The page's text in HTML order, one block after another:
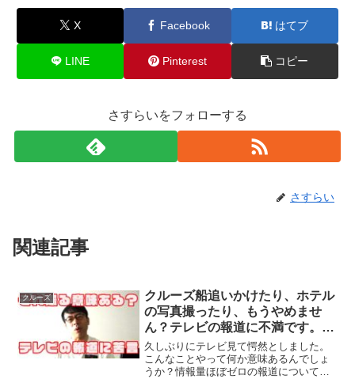
X Facebook はてブ
LINE Pinterest コピー
さすらいをフォローする
さすらい
関連記事
クルーズ
クルーズ船追いかけたり、ホテル
の写真撮ったり、もうやめませ
ん？テレビの報道に不満です。
上念司チャンネル ニュースの虎
側
久しぶりにテレビ見て愕然としました。
こんなことやって何か意味あるんでしょ
うか？情報量ほぼゼロの報道について苦